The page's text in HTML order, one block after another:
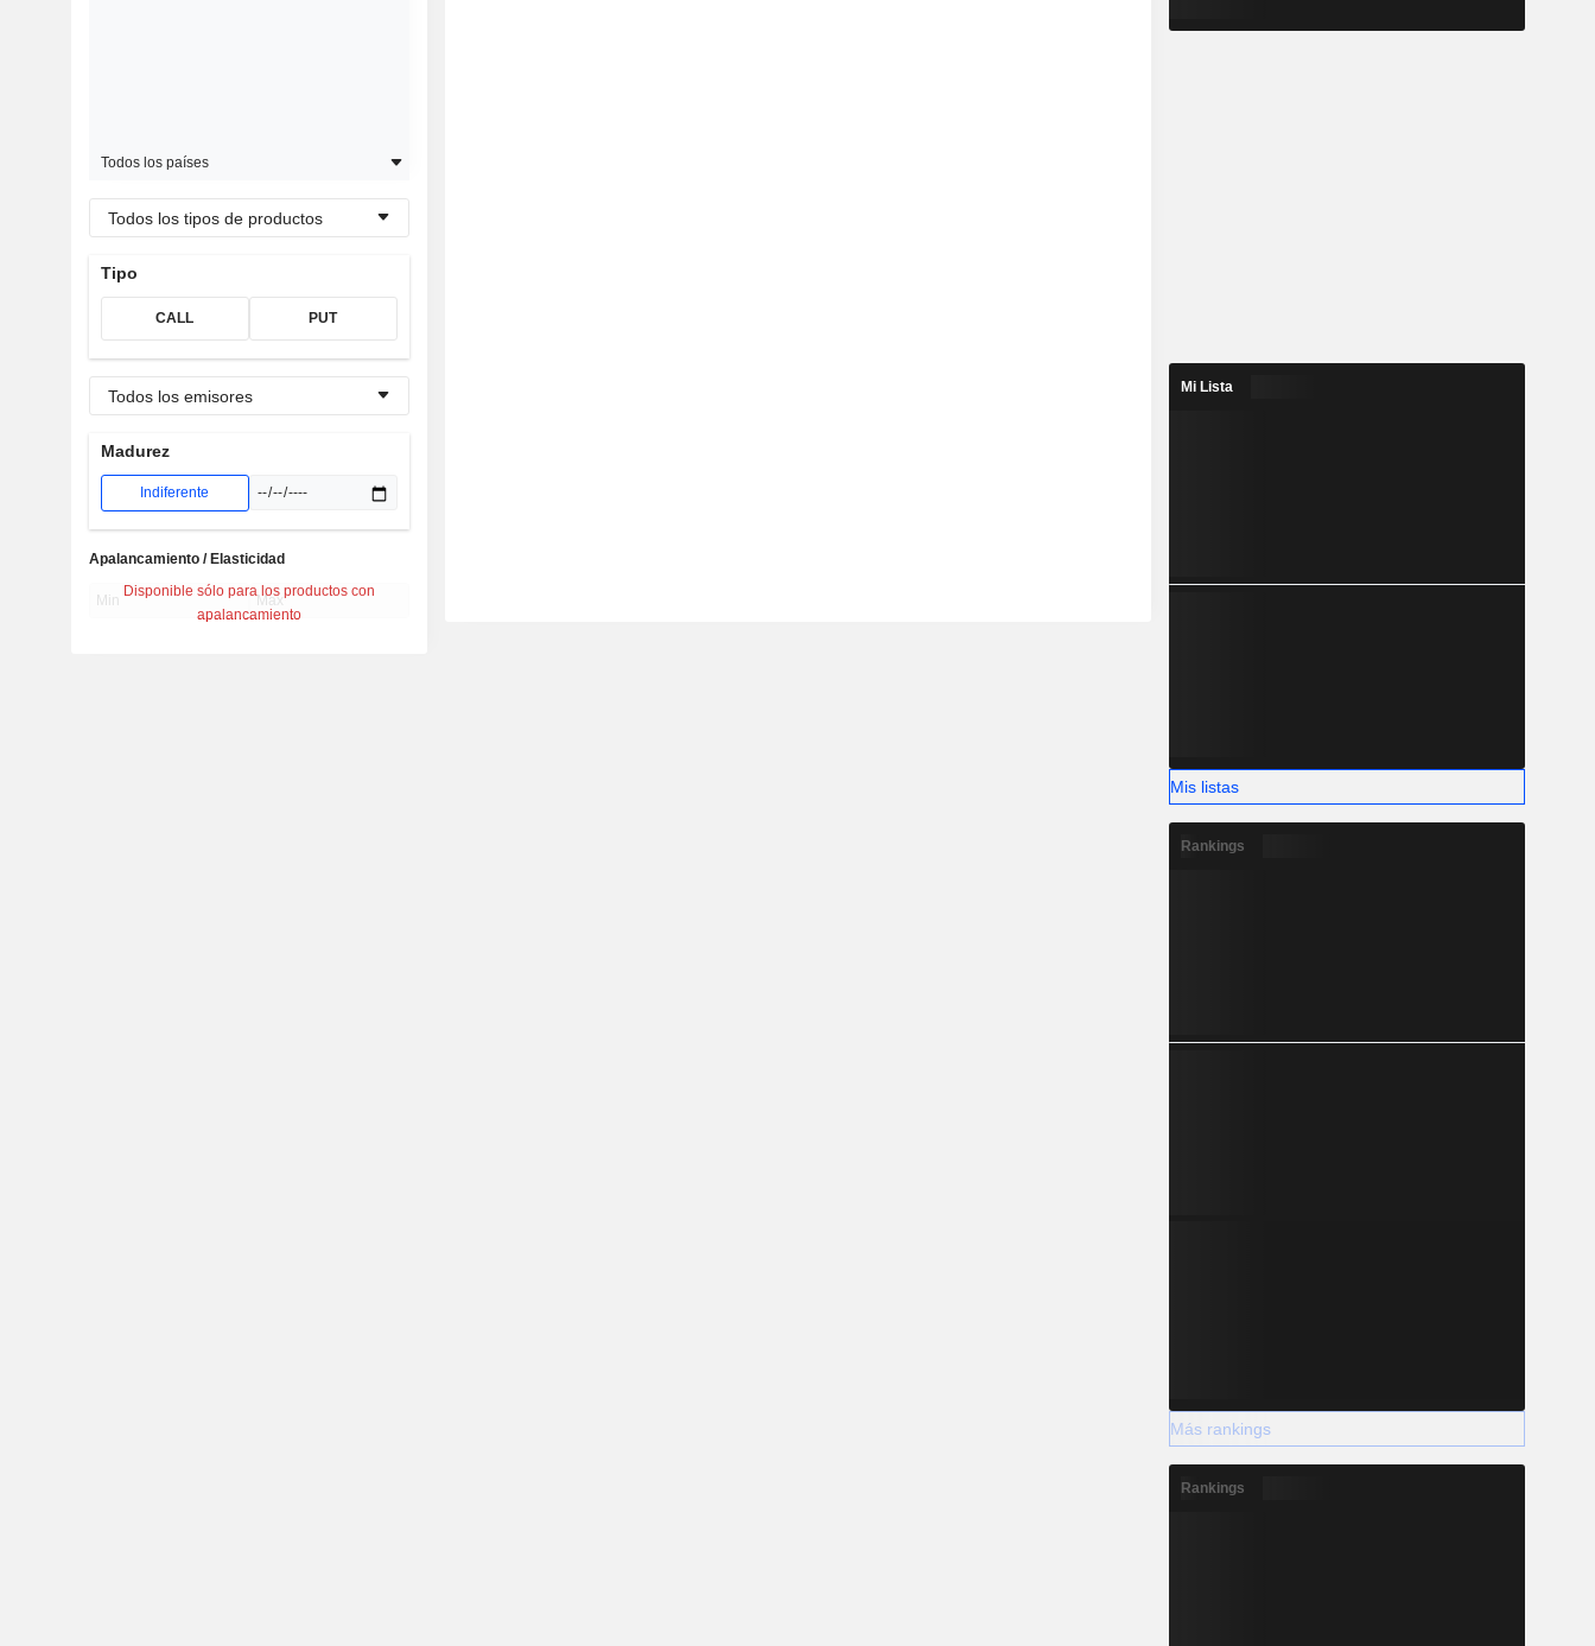
Todos los países
Todos los tipos de productos
Tipo
CALL PUT
Todos los emisores
Madurez
Indiferente
Disponible sólo para los productos con
apalancamiento
Apalancamiento / Elasticidad
Mi Lista
Mis listas
Rankings
Más rankings
Rankings